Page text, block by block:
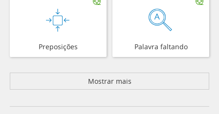
Preposições Palavra faltando
Mostrar mais